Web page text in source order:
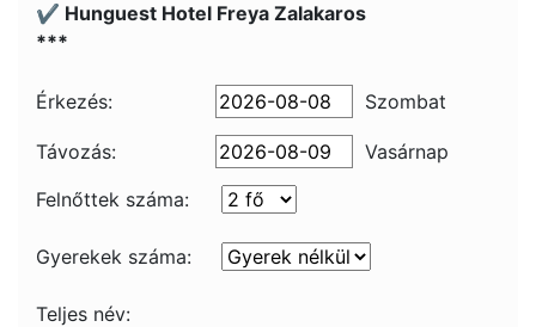
✔️ Hunguest Hotel Freya Zalakaros
***
Érkezés: Szombat
Távozás:
Vasárnap
Felnőttek száma:
Gyerekek száma:
Teljes név: